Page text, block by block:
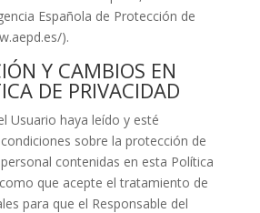
Española de Protección de
).
Y CAMBIOS EN
DE PRIVACIDAD
Usuario haya leído y esté
sobre la protección de
contenidas en esta Política
que acepte el tratamiento de
para que el Responsable del